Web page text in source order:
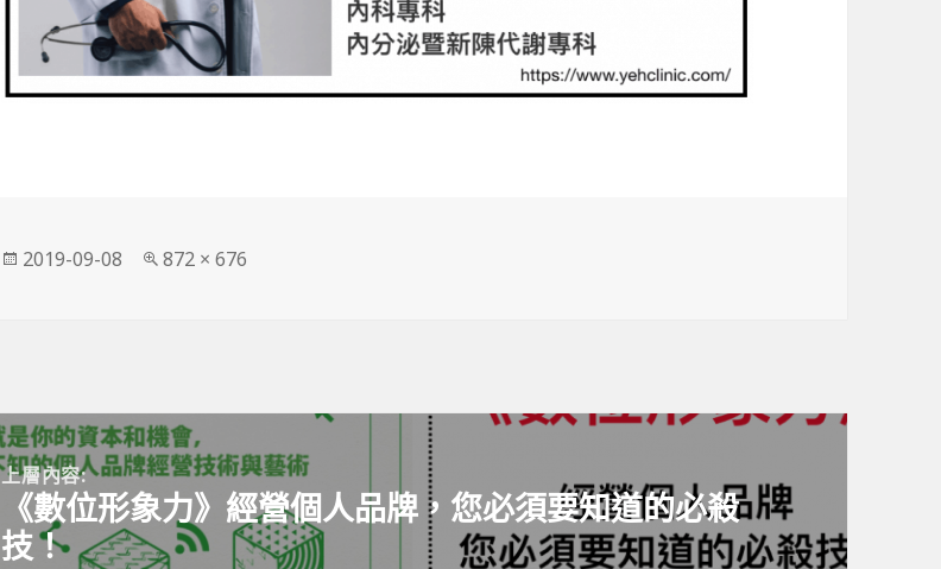
發
2019-09-08
完
872 × 676
上層內容:
《數位形象力》經營個人品牌，您必須要知道的必殺
技！